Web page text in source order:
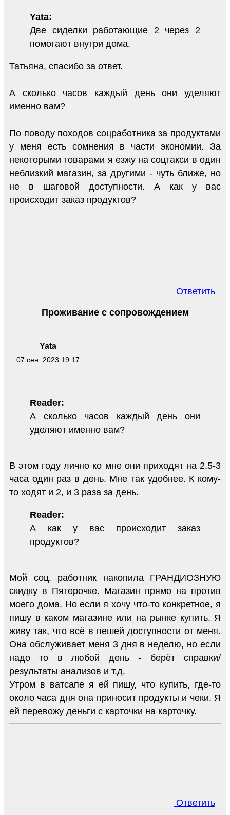
Yata:
Две сиделки работающие 2 через 2
помогают внутри дома.
Татьяна, спасибо за ответ.
А сколько часов каждый день они уделяют
именно вам?
По поводу походов соцработника за продуктами
у меня есть сомнения в части экономии. За
некоторыми товарами я езжу на соцтакси в один
неблизкий магазин, за другими - чуть ближе, но
не в шаговой доступности. А как у вас
происходит заказ продуктов?
Ответить
Yata
07 сен. 2023 19:17
Проживание с сопровождением
Reader:
А сколько часов каждый день они
уделяют именно вам?
В этом году лично ко мне они приходят на 2,5-3
часа один раз в день. Мне так удобнее. К кому-
то ходят и 2, и 3 раза за день.
Reader:
А как у вас происходит заказ
продуктов?
Мой соц. работник накопила ГРАНДИОЗНУЮ
скидку в Пятерочке. Магазин прямо на против
моего дома. Но если я хочу что-то конкретное, я
пишу в каком магазине или на рынке купить. Я
живу так, что всё в пешей доступности от меня.
Она обслуживает меня 3 дня в неделю, но если
надо то в любой день - берёт справки/
результаты анализов и т.д.
Утром в ватсапе я ей пишу, что купить, где-то
около часа дня она приносит продукты и чеки. Я
ей перевожу деньги с карточки на карточку.
Ответить